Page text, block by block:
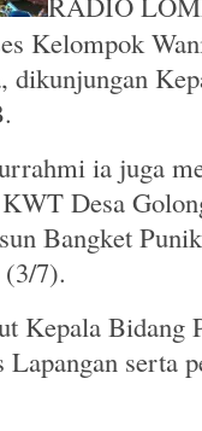
Kelompok
dikunjungan
ia juga
Desa
Bangket
(3/7).
Kepala Bidang
serta